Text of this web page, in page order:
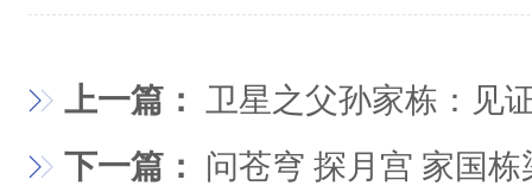
上一篇： 卫星之父孙家栋：见
下一篇： 问苍穹 探月宫 家国栋